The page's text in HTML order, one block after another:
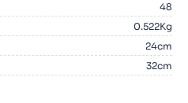
48
0.522Kg
24cm
32cm